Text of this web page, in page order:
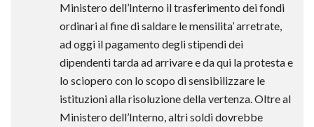
Ministero dell’Interno il trasferimento dei fondi
ordinari al fine di saldare le mensilita’ arretrate,
ad oggi il pagamento degli stipendi dei
dipendenti tarda ad arrivare e da qui la protesta e
lo sciopero con lo scopo di sensibilizzare le
istituzioni alla risoluzione della vertenza. Oltre al
Ministero dell’Interno, altri soldi dovrebbe